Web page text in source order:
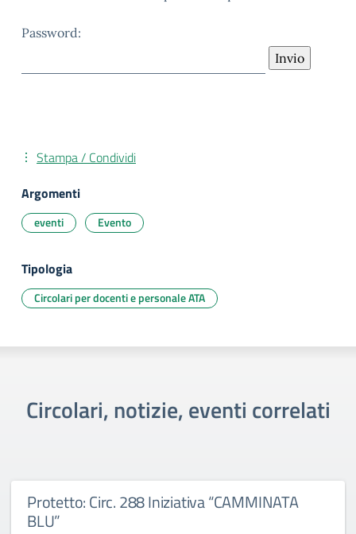
Password:
Stampa / Condividi
Argomenti
eventi Evento
Tipologia
Circolari per docenti e personale ATA
Circolari, notizie, eventi correlati
Protetto: Circ. 288 Iniziativa “CAMMINATA
BLU”